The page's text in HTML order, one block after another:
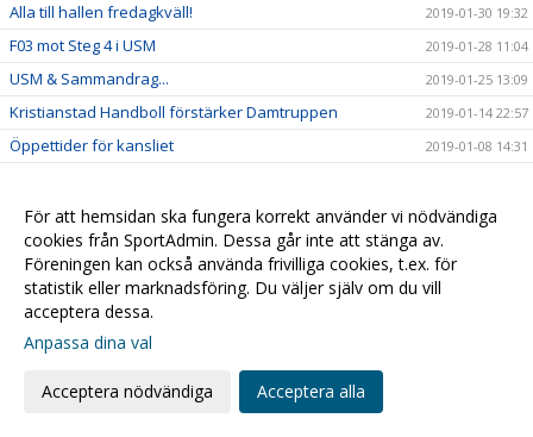
Alla till hallen fredagkväll! 2019-01-30 19:32
F03 mot Steg 4 i USM 2019-01-28 11:04
USM & Sammandrag... 2019-01-25 13:09
Kristianstad Handboll förstärker Damtruppen 2019-01-14 22:57
Öppettider för kansliet 2019-01-08 14:31
Daxs för match!! 2018-12-19 10:18
Äntligen hemmamatch igen! 2018-12-13 18:29
Veckans tillbakablick: Ulf Schefvert 2018-12-10 21:49
Fullt med handboll i helgen!
Lottningen klar - vi möter...
För att hemsidan ska fungera korrekt använder vi nödvändiga
cookies från SportAdmin. Dessa går inte att stänga av.
Föreningen kan också använda frivilliga cookies, t.ex. för
statistik eller marknadsföring. Du väljer själv om du vill
acceptera dessa.
Anpassa dina val
Acceptera nödvändiga Acceptera alla